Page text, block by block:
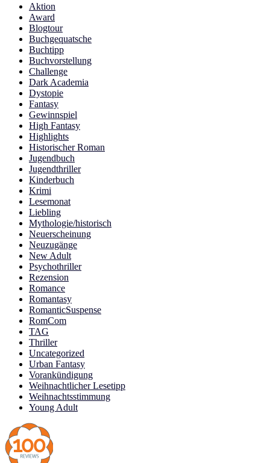
Aktion
Award
Blogtour
Buchgequatsche
Buchtipp
Buchvorstellung
Challenge
Dark Academia
Dystopie
Fantasy
Gewinnspiel
High Fantasy
Highlights
Historischer Roman
Jugendbuch
Jugendthriller
Kinderbuch
Krimi
Lesemonat
Liebling
Mythologie/historisch
Neuerscheinung
Neuzugänge
New Adult
Psychothriller
Rezension
Romance
Romantasy
RomanticSuspense
RomCom
TAG
Thriller
Uncategorized
Urban Fantasy
Vorankündigung
Weihnachtlicher Lesetipp
Weihnachtsstimmung
Young Adult